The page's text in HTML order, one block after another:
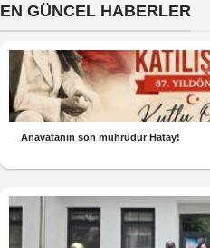
EN GÜNCEL HABERLER
Anavatanın son mührüdür Hatay!